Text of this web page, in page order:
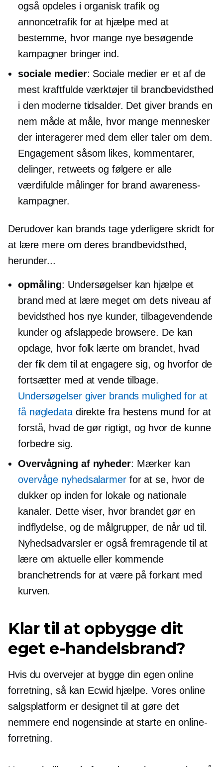
også opdeles i organisk trafik og
annoncetrafik for at hjælpe med at
bestemme, hvor mange nye besøgende
kampagner bringer ind.
sociale medier: Sociale medier er et af de
mest kraftfulde værktøjer til brandbevidsthed
i den moderne tidsalder. Det giver brands en
nem måde at måle, hvor mange mennesker
der interagerer med dem eller taler om dem.
Engagement såsom likes, kommentarer,
delinger, retweets og følgere er alle
værdifulde målinger for brand awareness-
kampagner.
Derudover kan brands tage yderligere skridt for
at lære mere om deres brandbevidsthed,
herunder...
opmåling: Undersøgelser kan hjælpe et
brand med at lære meget om dets niveau af
bevidsthed hos nye kunder, tilbagevendende
kunder og afslappede browsere. De kan
opdage, hvor folk lærte om brandet, hvad
der fik dem til at engagere sig, og hvorfor de
fortsætter med at vende tilbage.
Undersøgelser giver brands mulighed for at
få nøgledatadirekte fra hestens mund for at
forstå, hvad de gør rigtigt, og hvor de kunne
forbedre sig.
Overvågning af nyheder: Mærker kan
overvåge nyhedsalarmerfor at se, hvor de
dukker op inden for lokale og nationale
kanaler. Dette viser, hvor brandet gør en
indflydelse, og de målgrupper, de når ud til.
Nyhedsadvarsler er også fremragende til at
lære om aktuelle eller kommende
branchetrends for at være på forkant med
kurven.
Klar til at opbygge dit
eget e-handelsbrand?
Hvis du overvejer at bygge din egen online
forretning, så kan Ecwid hjælpe. Vores online
salgsplatform er designet til at gøre det
nemmere end nogensinde at starte en online-
forretning.